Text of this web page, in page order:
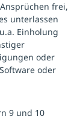
frei,
unterlassen
Einholung
oder
oder
9 und 10